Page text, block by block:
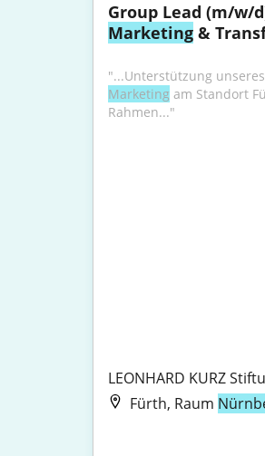
Marketing &
Marketing am Standort
Rahmen..."
LEONHARD KURZ
Fürth, Raum